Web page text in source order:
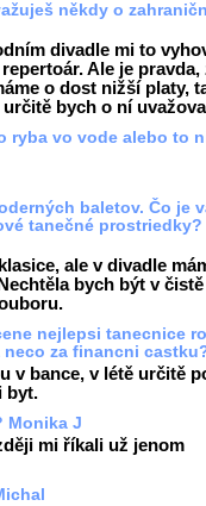
někdy o
divadle mi to
Ale je pravda,
o dost nižší platy,
bych o ní
ryba vo vode alebo to
baletov. Čo je
tanečné prostriedky?
ale v divadle
bych být v čistě
nejlepsi tanecnice
za financni
v bance, v létě určitě
byt.
Monika J
mi říkali už jenom